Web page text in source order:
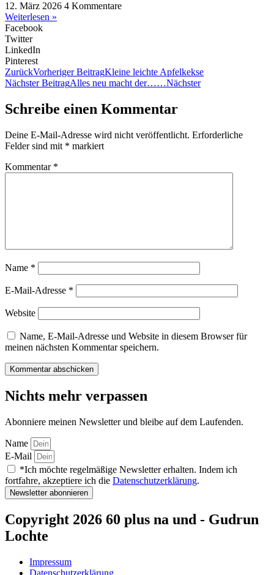
12. März 2026 4 Kommentare
Weiterlesen »
Facebook
Twitter
LinkedIn
Pinterest
ZurückVorheriger BeitragKleine leichte Apfelkekse
Nächster BeitragAlles neu macht der……Nächster
Schreibe einen Kommentar
Deine E-Mail-Adresse wird nicht veröffentlicht. Erforderliche
Felder sind mit * markiert
Kommentar *
Name *
E-Mail-Adresse *
Website
Name, E-Mail-Adresse und Website in diesem Browser für
meinen nächsten Kommentar speichern.
Nichts mehr verpassen
Abonniere meinen Newsletter und bleibe auf dem Laufenden.
Name
E-Mail
*Ich möchte regelmäßige Newsletter erhalten. Indem ich
fortfahre, akzeptiere ich die Datenschutzerklärung.
Newsletter abonnieren
Copyright 2026 60 plus na und - Gudrun
Lochte
Impressum
Datenschutzerklärung